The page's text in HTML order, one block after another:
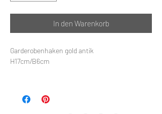
In den Warenkorb
Garderobenhaken gold antik
H17cm/B6cm
elegante Haken ist nicht nur funktional,